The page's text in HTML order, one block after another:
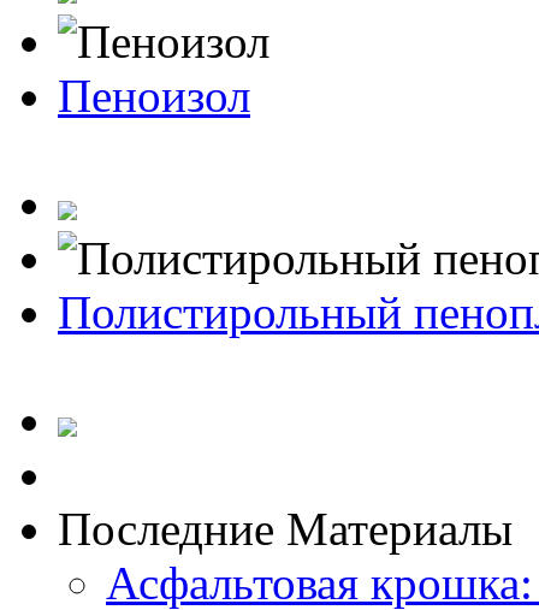
Пеноизол
Полистирольный
Последние Материалы
Асфальтовая